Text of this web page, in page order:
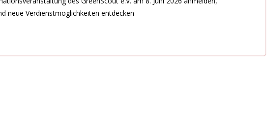
neue Verdienstmöglichkeiten entdecken